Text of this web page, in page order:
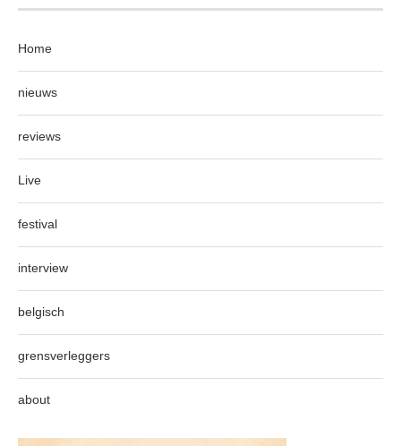
Home
nieuws
reviews
Live
festival
interview
belgisch
grensverleggers
about